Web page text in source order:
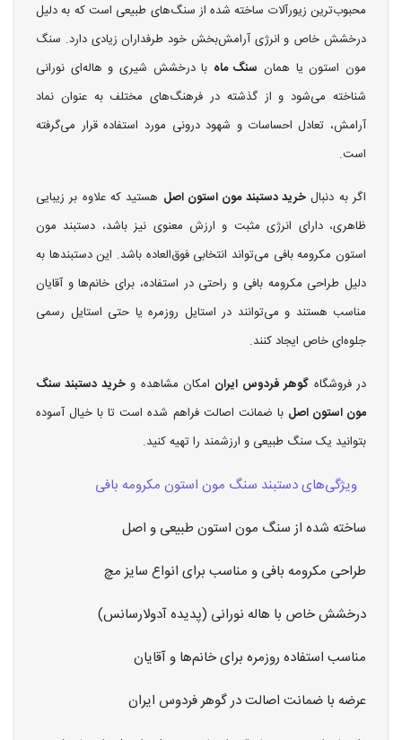
محبوب‌ترین زیورآلات ساخته شده از سنگ‌های طبیعی است که به دلیل
درخشش خاص و انرژی آرامش‌بخش خود طرفداران زیادی دارد. سنگ
مون استون یا همان سنگ ماه با درخشش شیری و هاله‌ای نورانی
شناخته می‌شود و از گذشته در فرهنگ‌های مختلف به عنوان نماد
آرامش، تعادل احساسات و شهود درونی مورد استفاده قرار می‌گرفته
است.
اگر به دنبال خرید دستبند مون استون اصل هستید که علاوه بر زیبایی
ظاهری، دارای انرژی مثبت و ارزش معنوی نیز باشد، دستبند مون
استون مکرومه بافی می‌تواند انتخابی فوق‌العاده باشد. این دستبندها به
دلیل طراحی مکرومه بافی و راحتی در استفاده، برای خانم‌ها و آقایان
مناسب هستند و می‌توانند در استایل روزمره یا حتی استایل رسمی
جلوه‌ای خاص ایجاد کنند.
در فروشگاه گوهر فردوس ایران امکان مشاهده وخرید دستبند سنگ
مون استون اصل با ضمانت اصالت فراهم شده است تا با خیال آسوده
بتوانید یک سنگ طبیعی و ارزشمند را تهیه کنید.
ویژگی‌های دستبند سنگ مون استون مکرومه بافی
ساخته شده از سنگ مون استون طبیعی و اصل
طراحی مکرومه بافی و مناسب برای انواع سایز مچ
درخشش خاص با هاله نورانی (پدیده آدولارسانس)
مناسب استفاده روزمره برای خانم‌ها و آقایان
عرضه با ضمانت اصالت در گوهر فردوس ایران